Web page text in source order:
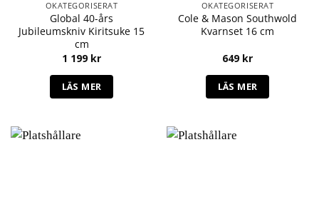
OKATEGORISERAT
Global 40-års
Jubileumskniv Kiritsuke 15
cm
1 199 kr
LÄS MER
OKATEGORISERAT
Cole & Mason Southwold
Kvarnset 16 cm
649 kr
LÄS MER